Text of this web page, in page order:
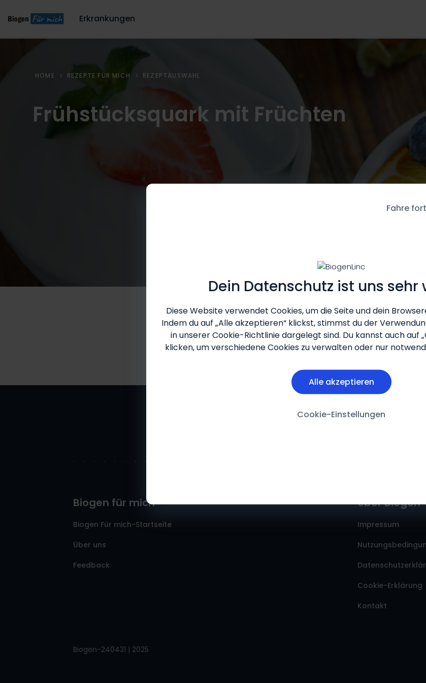
Dein Datenschutz ist uns sehr
Diese Website verwendet Cookies, um die Seite und dein
Indem du auf „Alle akzeptieren“ klickst, stimmst du der
in unserer Cookie-Richtlinie dargelegt sind. Du kannst auch auf
klicken, um verschiedene Cookies zu verwalten oder nur
Alle akzeptieren
Cookie-Einstellungen
Fahre
Erkrankungen
HOME REZEPTE FÜR MICH REZEPTAUSWAHL
Frühstücksquark mit Früchten
Biogen für mich
Biogen Für mich-Startseite
Über uns
Feedback
Über Biogen
Impressum
Cookie-Erklärung
Kontakt
Biogen-240431 | 2025